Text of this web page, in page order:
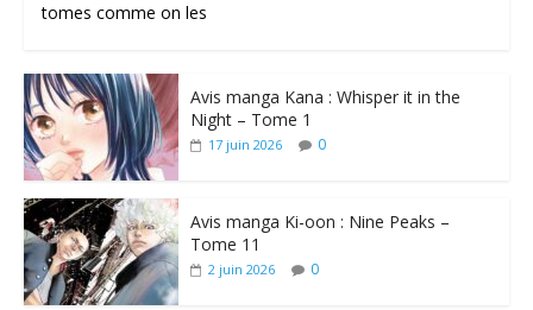
tomes comme on les
Avis manga Kana : Whisper it in the
Night – Tome 1
17 juin 2026 0
Avis manga Ki-oon : Nine Peaks –
Tome 11
2 juin 2026 0